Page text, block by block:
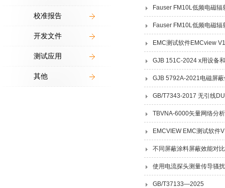
校准报告
开发文件
测试应用
其他
Fauser FM10L低频电磁
Fauser FM10L低频电磁
EMC测试软件EMCview
GJB 151C-2024 x用设备
GJB 5792A-2021电磁屏
GB/T7343-2017 无引线
TBVNA-6000矢量网络分
EMCVIEW EMC测试软件
不同屏蔽涂料屏蔽效能对
使用电流探头测量传导骚
GB/T37133—2025